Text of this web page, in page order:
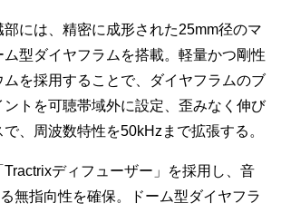
部には、精密に成形された25mm径のマ
型ダイヤフラムを搭載。軽量かつ剛性
を採用することで、ダイヤフラムのブ
ントを可聴帯域外に設定、歪みなく伸び
、周波数特性を50kHzまで拡張する。
Tractrixディフューザー」を採用し、音
無指向性を確保。ドーム型ダイヤフラ